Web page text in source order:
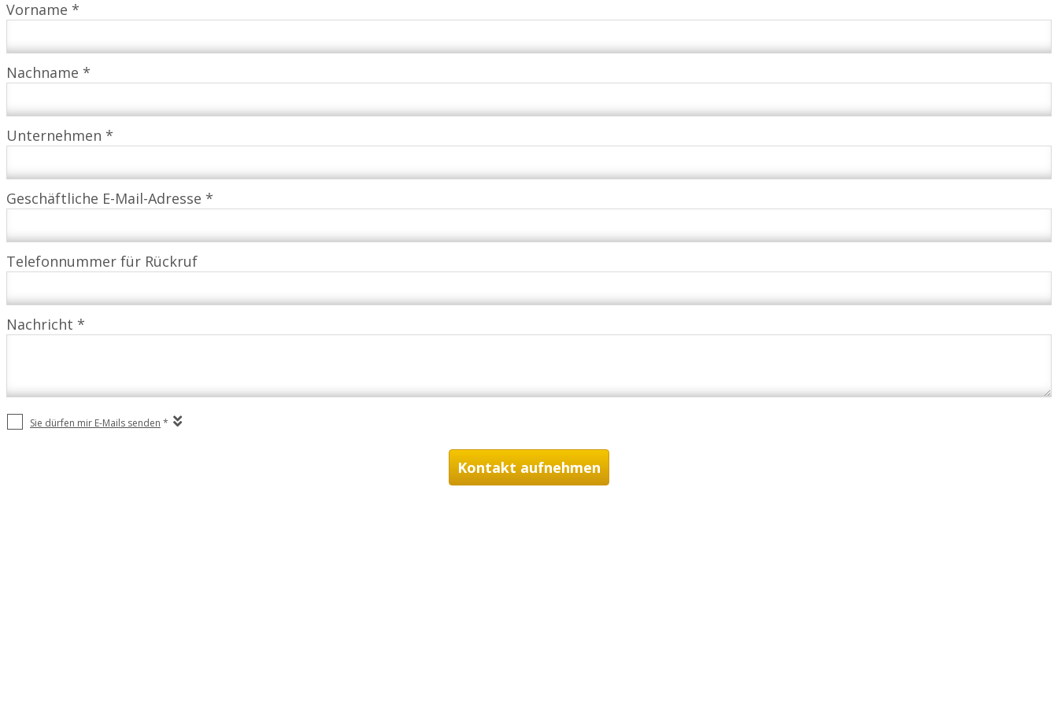
Vorname *
Nachname *
Unternehmen *
Geschäftliche E-Mail-Adresse *
Telefonnummer für Rückruf
Nachricht *
Sie dürfen mir E-Mails senden *
Kontakt aufnehmen